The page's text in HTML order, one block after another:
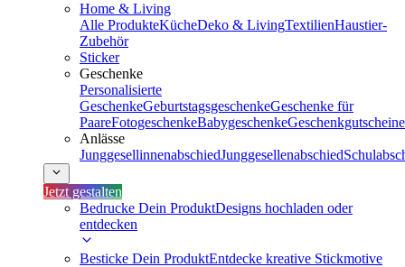
Home & Living
Alle ProdukteKücheDeko & LivingTextilienHaustier-
Zubehör
Sticker
Geschenke
Personalisierte
GeschenkeGeburtstagsgeschenkeGeschenke für
PaareFotogeschenkeBabygeschenkeGeschenkgutscheine
Anlässe
JunggesellinnenabschiedJunggesellenabschied
Jetzt gestalten
Bedrucke Dein ProduktDesigns hochladen oder
entdecken
Besticke Dein ProduktEntdecke kreative Stickmotive